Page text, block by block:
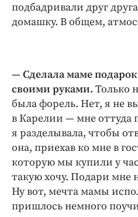
подбадривали друг
домашку. В общем,
— Сделала маме
своими руками. Только
была форель. Нет, я не
в Карелии — мне оттуда
я разделывала, чтобы
она, приехав ко мне в
которую мы купили у
такую хочу. Подари мне
Ну вот, мечта мамы
пришлось немного